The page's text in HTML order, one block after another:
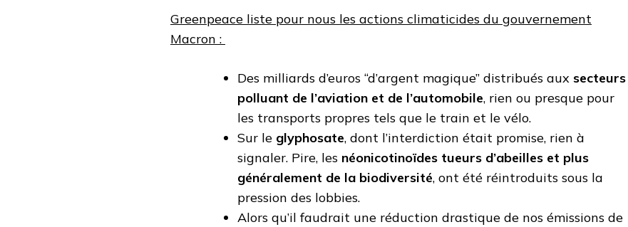
Greenpeace liste pour nous les actions climaticides du gouvernement
Macron :
Des milliards d’euros “d’argent magique” distribués aux secteurs
polluant de l’aviation et de l’automobile, rien ou presque pour
les transports propres tels que le train et le vélo.
Sur le glyphosate, dont l’interdiction était promise, rien à
signaler. Pire, les néonicotinoïdes tueurs d’abeilles et plus
généralement de la biodiversité, ont été réintroduits sous la
pression des lobbies.
Alors qu’il faudrait une réduction drastique de nos émissions de